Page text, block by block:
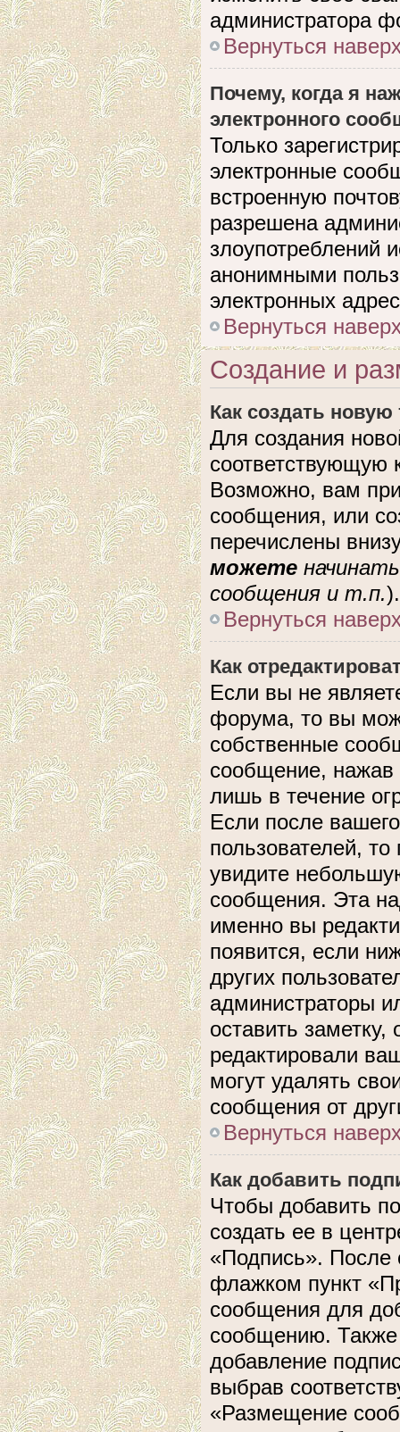
администратора
Вернуться
Почему, когда я
электронного
Только
электронные
встроенную
разрешена
злоупотреблений
анонимными
электронных
Вернуться
Создание и
Как создать новую
Для создания
соответствующую
Возможно, вам
сообщения, или
перечислены
можете
сообщения и т.п.).
Вернуться
Как
Если вы не
форума, то вы
собственные
сообщение, нажав
лишь в течение
Если после
пользователей,
увидите
сообщения. Эта
именно вы
появится, если
других
администраторы
оставить заметку,
редактировали
могут удалять
сообщения от
Вернуться
Как добавить
Чтобы добавить
создать ее в
«Подпись». После
флажком пункт
сообщения для
сообщению. Также
добавление
выбрав
«Размещение